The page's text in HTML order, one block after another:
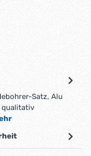
Satz, Alu
qualitativ